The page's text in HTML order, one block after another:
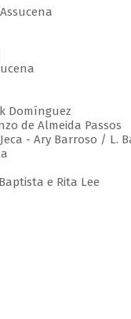
Domínguez
de Almeida Passos
- Ary Barroso / L.
e Rita Lee